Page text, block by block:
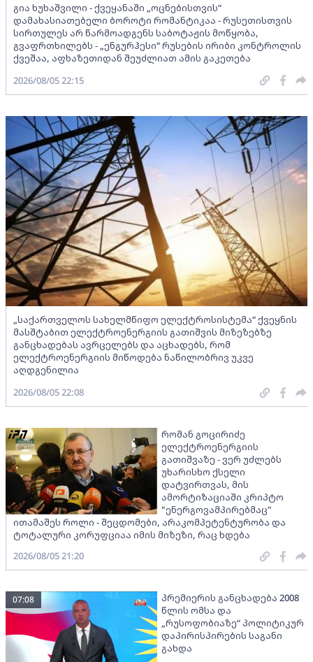
გია ხუხაშვილი - ქვეყანაში „ოცნებისთვის“
დამახასიათებელი ბოროტი რომანტიკაა - რუსეთისთვის
სირთულეს არ წარმოადგენს საბოტაჟის მოწყობა,
გვაფრთხილებს - „ენგურჰესი“ რუსების ირიბი კონტროლის
ქვეშაა, აფხაზეთიდან შეუძლიათ ამის გაკეთება
2026/08/05 22:15
„საქართველოს სახელმწიფო ელექტროსისტემა“ ქვეყნის
მასშტაბით ელექტროენერგიის გათიშვის მიზეზებზე
განცხადებას ავრცელებს და აცხადებს, რომ
ელექტროენერგიის მიწოდება ნაწილობრივ უკვე
აღდგენილია
2026/08/05 22:08
რომან გოცირიძე
ელექტროენერგიის
გათიშვაზე - ვერ უძლებს
უხარისხო ქსელი
დატვირთვას, მის
ამორტიზაციაში კრიპტო
"ენერგოვამპირებმაც"
ითამაშეს როლი - შეცდომები, არაკომპეტენტურობა და
ტოტალური კორუფციაა იმის მიზეზი, რაც ხდება
2026/08/05 21:20
პრემიერის განცხადება 2008
წლის ომსა და
„რუსოფობიაზე“ პოლიტიკურ
დაპირისპირების საგანი
გახდა
07:08